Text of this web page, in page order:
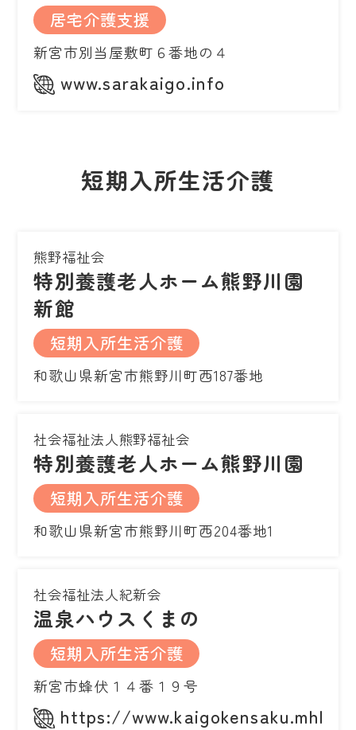
居宅介護支援
新宮市別当屋敷町６番地の４
www.sarakaigo.info
短期入所生活介護
熊野福祉会
特別養護老人ホーム熊野川園
新館
短期入所生活介護
和歌山県新宮市熊野川町西187番地
社会福祉法人熊野福祉会
特別養護老人ホーム熊野川園
短期入所生活介護
和歌山県新宮市熊野川町西204番地1
社会福祉法人紀新会
温泉ハウスくまの
短期入所生活介護
新宮市蜂伏１４番１９号
https://